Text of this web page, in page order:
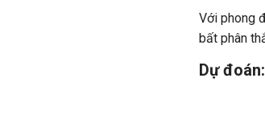
Với phong
bất phân
Dự